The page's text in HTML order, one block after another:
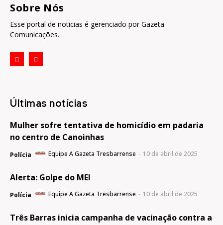
Sobre Nós
Esse portal de noticias é gerenciado por Gazeta
Comunicações.
Últimas notícias
Mulher sofre tentativa de homicídio em padaria
no centro de Canoinhas
Polícia Equipe A Gazeta Tresbarrense - 10 de abril de 2025
Alerta: Golpe do MEI
Polícia Equipe A Gazeta Tresbarrense - 10 de abril de 2025
Três Barras inicia campanha de vacinação contra a